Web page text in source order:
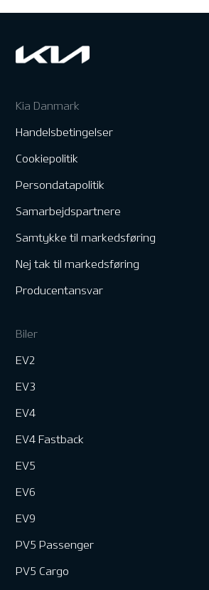
Kia Danmark
Handelsbetingelser
Cookiepolitik
Persondatapolitik
Samarbejdspartnere
Samtykke til markedsføring
Nej tak til markedsføring
Producentansvar
Biler
EV2
EV3
EV4
EV4 Fastback
EV5
EV6
EV9
PV5 Passenger
PV5 Cargo